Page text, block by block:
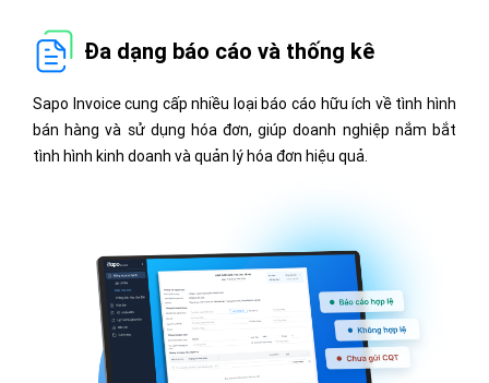
Đa dạng báo cáo và thống kê
Sapo Invoice cung cấp nhiều loại báo cáo hữu ích về tình hình
bán hàng và sử dụng hóa đơn, giúp doanh nghiệp nắm bắt
tình hình kinh doanh và quản lý hóa đơn hiệu quả.